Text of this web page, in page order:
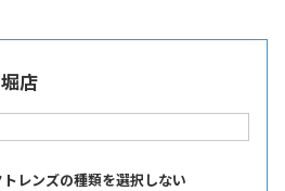
店
レンズの種類を選択しない